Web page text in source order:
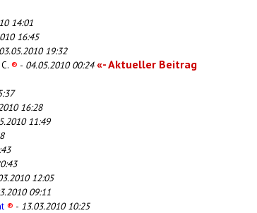
14:01
16:45
03.05.2010 19:32
® - 04.05.2010 00:24«- Aktueller Beitrag
16:28
11:49
12:05
09:11
® - 13.03.2010 10:25